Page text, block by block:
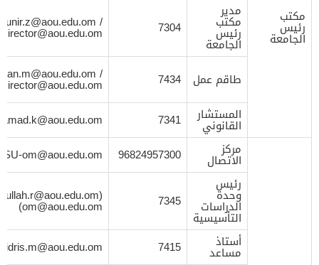
مكتب
رئيس
الجامعة
مدير
مكتب
رئيس
الجامعة
7304
/
Director@aou.edu.om
طاقم عمل 7434
/
Director@aou.edu.om
المستشار
القانوني 7341
مركز
الاتصال 96824957300
om@aou.edu.om
رئيس
وحدة
الدراسات
التأسيسية
7345
(
om@aou.edu.om
)
أستاذ
مساعد 7415
idris.m@aou.edu.om